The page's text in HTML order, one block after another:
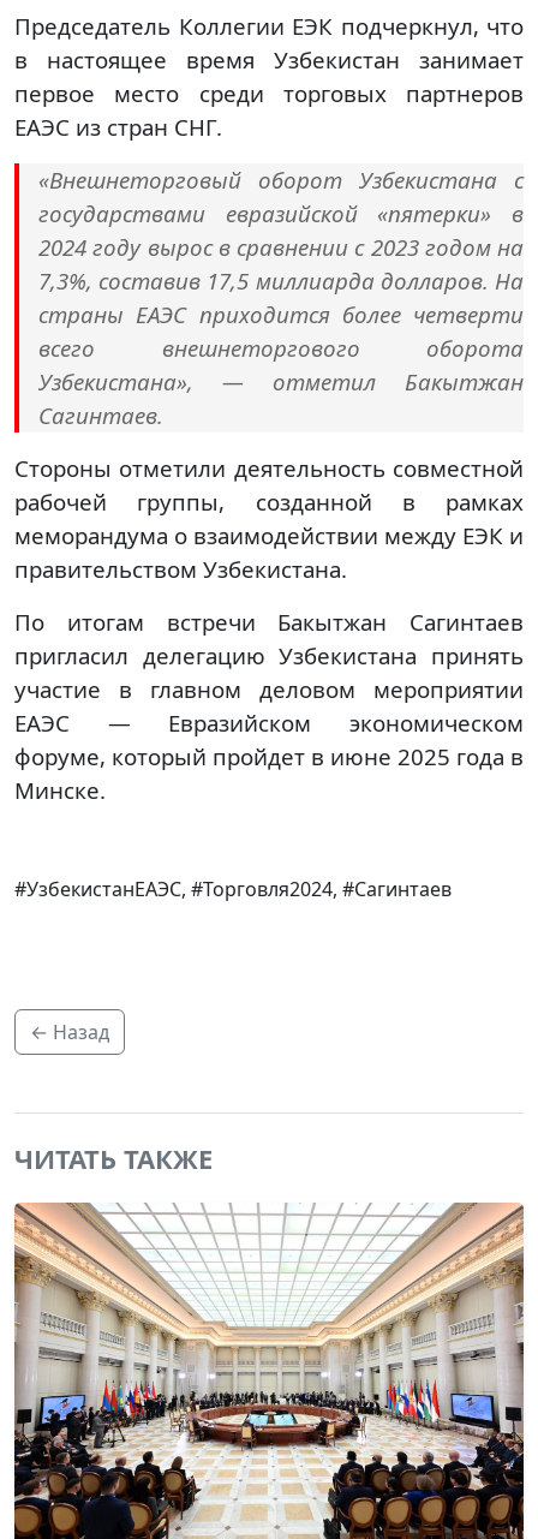
Председатель Коллегии ЕЭК подчеркнул, что
в настоящее время Узбекистан занимает
первое место среди торговых партнеров
ЕАЭС из стран СНГ.
«Внешнеторговый оборот Узбекистана с
государствами евразийской «пятерки» в
2024 году вырос в сравнении с 2023 годом на
7,3%, составив 17,5 миллиарда долларов. На
страны ЕАЭС приходится более четверти
всего внешнеторгового оборота
Узбекистана», — отметил Бакытжан
Сагинтаев.
Стороны отметили деятельность совместной
рабочей группы, созданной в рамках
меморандума о взаимодействии между ЕЭК и
правительством Узбекистана.
По итогам встречи Бакытжан Сагинтаев
пригласил делегацию Узбекистана принять
участие в главном деловом мероприятии
ЕАЭС — Евразийском экономическом
форуме, который пройдет в июне 2025 года в
Минске.
#УзбекистанЕАЭС, #Торговля2024, #Сагинтаев
← Назад
ЧИТАТЬ ТАКЖЕ